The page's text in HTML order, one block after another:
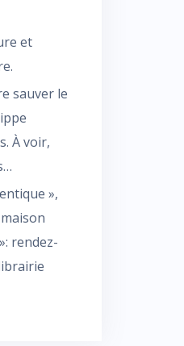
et
sauver le
À voir,
»,
rendez-